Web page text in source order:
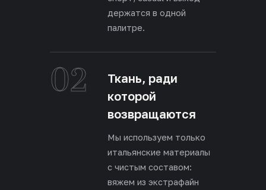
держатся в одной
палитре.
02
Ткань, ради
которой
возвращаются
Мы используем только
итальянские материалы
с чистым составом:
вяжем из экстрафайн